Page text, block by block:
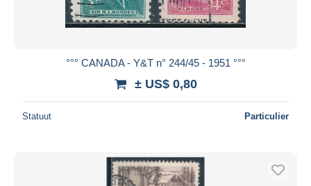
°°° CANADA - Y&T n° 244/45 - 1951 °°°
± US$ 0,80
Statuut Particulier